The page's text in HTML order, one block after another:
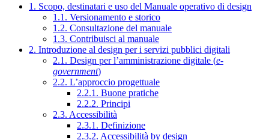
1. Scopo, destinatari e uso del Manuale operativo di design
1.1. Versionamento e storico
1.2. Consultazione del manuale
1.3. Contribuisci al manuale
2. Introduzione al design per i servizi pubblici digitali
2.1. Design per l’amministrazione digitale (e-
government)
2.2. L’approccio progettuale
2.2.1. Buone pratiche
2.2.2. Principi
2.3. Accessibilità
2.3.1. Definizione
2.3.2. Accessibilità by design